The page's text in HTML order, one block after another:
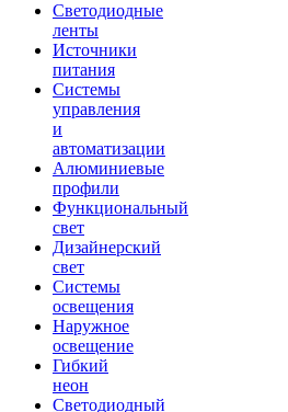
Светодиодные
ленты
Источники
питания
Системы
управления
и
автоматизации
Алюминиевые
профили
Функциональный
свет
Дизайнерский
свет
Системы
освещения
Наружное
освещение
Гибкий
неон
Светодиодный